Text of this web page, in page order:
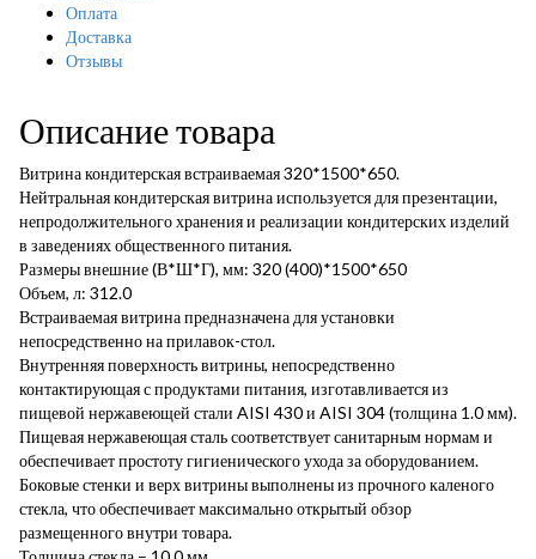
Оплата
Доставка
Отзывы
Описание товара
Витрина кондитерская встраиваемая 320*1500*650.
Нейтральная кондитерская витрина используется для презентации,
непродолжительного хранения и реализации кондитерских изделий
в заведениях общественного питания.
Размеры внешние (В*Ш*Г), мм: 320 (400)*1500*650
Объем, л: 312.0
Встраиваемая витрина предназначена для установки
непосредственно на прилавок-стол.
Внутренняя поверхность витрины, непосредственно
контактирующая с продуктами питания, изготавливается из
пищевой нержавеющей стали AISI 430 и AISI 304 (толщина 1.0 мм).
Пищевая нержавеющая сталь соответствует санитарным нормам и
обеспечивает простоту гигиенического ухода за оборудованием.
Боковые стенки и верх витрины выполнены из прочного каленого
стекла, что обеспечивает максимально открытый обзор
размещенного внутри товара.